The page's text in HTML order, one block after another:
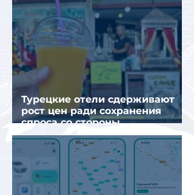
Турецкие отели сдерживают
рост цен ради сохранения
спроса со стороны
иностранных туристов